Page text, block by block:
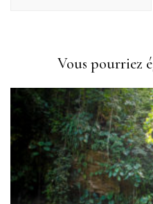
Vous pourriez